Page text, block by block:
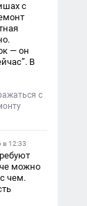
с
— он
В
с
в 12:33
можно
чем.